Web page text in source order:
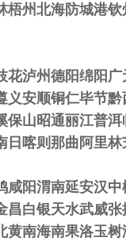
梧州北海防城港
花泸州德阳绵阳
义安顺铜仁毕节
保山昭通丽江普
日喀则那曲阿里林
咸阳渭南延安汉
昌白银天水武威
黄南海南果洛玉树